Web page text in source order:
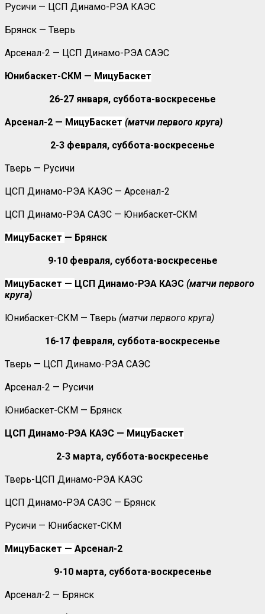
Русичи — ЦСП Динамо-РЭА КАЭС
Брянск — Тверь
Арсенал-2 — ЦСП Динамо-РЭА САЭС
Юнибаскет-СКМ — МицуБаскет
26-27 января, суббота-воскресенье
Арсенал-2 — МицуБаскет (матчи первого круга)
2-3 февраля, суббота-воскресенье
Тверь — Русичи
ЦСП Динамо-РЭА КАЭС — Арсенал-2
ЦСП Динамо-РЭА САЭС — Юнибаскет-СКМ
МицуБаскет — Брянск
9-10 февраля, суббота-воскресенье
МицуБаскет — ЦСП Динамо-РЭА КАЭС (матчи первого
круга)
Юнибаскет-СКМ — Тверь (матчи первого круга)
16-17 февраля, суббота-воскресенье
Тверь — ЦСП Динамо-РЭА САЭС
Арсенал-2 — Русичи
Юнибаскет-СКМ — Брянск
ЦСП Динамо-РЭА КАЭС — МицуБаскет
2-3 марта, суббота-воскресенье
Тверь-ЦСП Динамо-РЭА КАЭС
ЦСП Динамо-РЭА САЭС — Брянск
Русичи — Юнибаскет-СКМ
МицуБаскет — Арсенал-2
9-10 марта, суббота-воскресенье
Арсенал-2 — Брянск